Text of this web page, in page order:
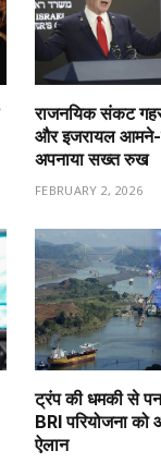
राजनयिक संकट
और इजरायल आमने-
अपनाया सख्त रुख
FEBRUARY 2, 2026
ट्रंप की धमकी से
BRI परियोजना को
ऐलान